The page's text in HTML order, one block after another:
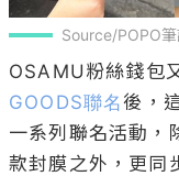
Source/POPO
OSAMU粉絲錢包
GOODS聯名後，
一系列聯名活動，
款封膜之外，更同